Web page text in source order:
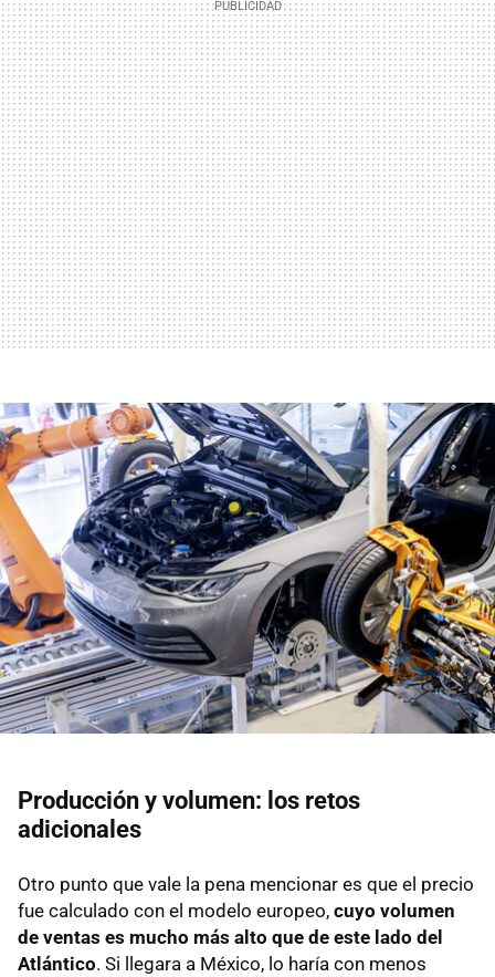
Producción y volumen: los retos
adicionales
Otro punto que vale la pena mencionar es que el precio
fue calculado con el modelo europeo, cuyo volumen
de ventas es mucho más alto que de este lado del
Atlántico. Si llegara a México, lo haría con menos